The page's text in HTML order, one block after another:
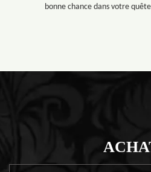
bonne chance dans votre